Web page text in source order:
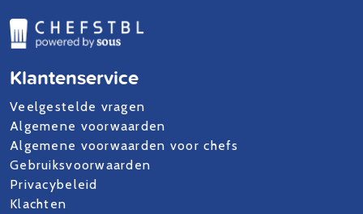
Klantenservice
Veelgestelde vragen
Algemene voorwaarden
Algemene voorwaarden voor chefs
Gebruiksvoorwaarden
Privacybeleid
Klachten